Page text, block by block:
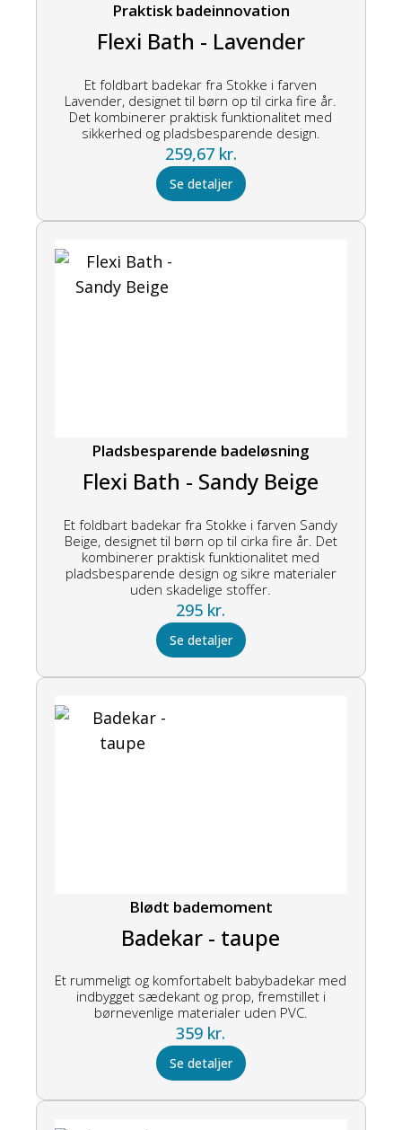
Praktisk badeinnovation
Flexi Bath - Lavender
Et foldbart badekar fra Stokke i farven
Lavender, designet til børn op til cirka fire år.
Det kombinerer praktisk funktionalitet med
sikkerhed og pladsbesparende design.
259,67 kr.
Se detaljer
Pladsbesparende badeløsning
Flexi Bath - Sandy Beige
Et foldbart badekar fra Stokke i farven Sandy
Beige, designet til børn op til cirka fire år. Det
kombinerer praktisk funktionalitet med
pladsbesparende design og sikre materialer
uden skadelige stoffer.
295 kr.
Se detaljer
Blødt bademoment
Badekar - taupe
Et rummeligt og komfortabelt babybadekar med
indbygget sædekant og prop, fremstillet i
børnevenlige materialer uden PVC.
359 kr.
Se detaljer